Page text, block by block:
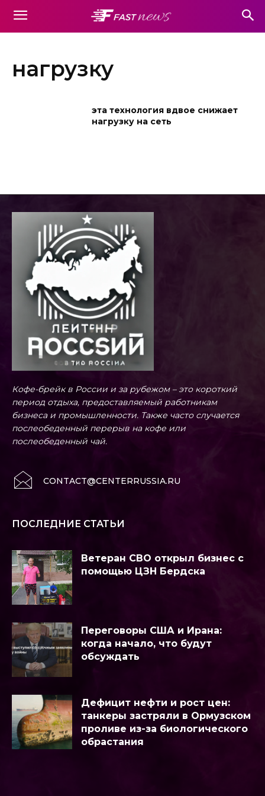
нагрузку
эта технология вдвое снижает
нагрузку на сеть
Кофе-брейк в России и за рубежом – это короткий
период отдыха, предоставляемый работникам
бизнеса и промышленности. Также часто случается
послеобеденный перерыв на кофе или
послеобеденный чай.
CONTACT@CENTERRUSSIA.RU
ПОСЛЕДНИЕ СТАТЬИ
Ветеран СВО открыл бизнес с
помощью ЦЗН Бердска
Переговоры США и Ирана:
когда начало, что будут
обсуждать
Дефицит нефти и рост цен:
танкеры застряли в Ормузском
проливе из-за биологического
обрастания